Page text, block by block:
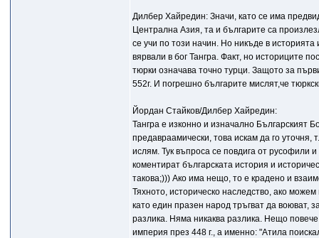
Дилбер Хайредин: Значи, като се има
Централна Азия, та и българите са
се учи по този начин. Но никъде в
вярвали в бог Тангра. Факт, но историците
тюрки означава точно турци. Защото за
552г. И погрешно българите мислят,че
Йордан Стайков/Дилбер Хайредин:
Тангра е изконно и изначално Българският
предавраамически, това искам да го
ислям. Тук въпроса се повдига от русофили
коментират българската история и
такова;))) Ако има нещо, то е крадено и
Тяхното, историческо наследство, ако
като един празен народ тръгват да воюват,
разлика. Няма никаква разлика. Нещо
империя през 448 г., а именно: "Атила